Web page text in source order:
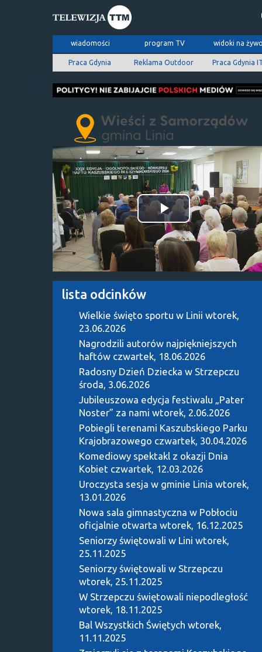
wiadomości program TV widoki na
Praca Gdynia Reklama Outdoor Praca Gdynia
Odtwórz
wideo
lista odcinków
Wielkie święto sportu w Linii wtorek,
23.06.2026
Nagrodzili autorów najpiękniejszych
haftów czwartek, 18.06.2026
Radosny Dzień Dziecka w Strzepczu
środa, 3.06.2026
Jubileuszowa edycja festiwalu „Pater
Noster” za nami wtorek, 2.06.2026
Pobiegli terenami Kaszubskiego Parku
Krajobrazowego czwartek, 30.04.2026
Komediowy spektakl z okazji Dnia
Kobiet czwartek, 12.03.2026
Uroczysta sesja w gminie Linia wtorek,
13.01.2026
Nowa sala gimnastyczna w Pobłociu
oficjalnie otwarta wtorek, 16.12.2025
Seniorzy świętowali w Lini wtorek,
25.11.2025
Seniorzy świętowali w Strzepczu
wtorek, 25.11.2025
W Strzepczu świętowali niepodległość
wtorek, 18.11.2025
Bal Wszystkich Świętych wtorek,
11.11.2025